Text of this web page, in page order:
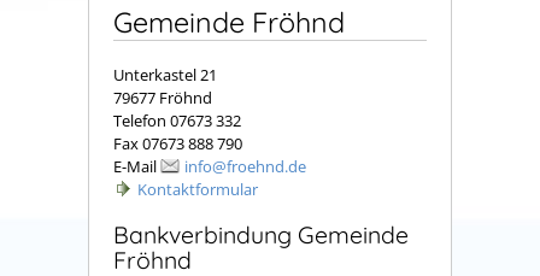
Gemeinde Fröhnd
Unterkastel 21
79677 Fröhnd
Telefon 07673 332
Fax 07673 888 790
E-Mail
info@froehnd.de
Kontaktformular
Bankverbindung Gemeinde
Fröhnd